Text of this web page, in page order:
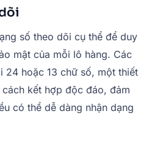
số theo dõi cụ thể để duy
mật của mỗi lô hàng. Các
24 hoặc 13 chữ số, một thiết
kết hợp độc đáo, đảm
có thể dễ dàng nhận dạng